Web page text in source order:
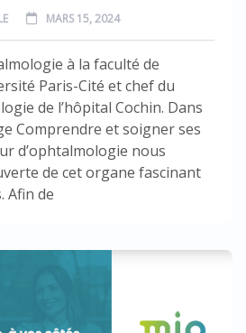
MARS 15, 2024
à la faculté de
Paris-Cité et chef du
de l’hôpital Cochin. Dans
Comprendre et soigner ses
d’ophtalmologie nous
de cet organe fascinant
Afin de